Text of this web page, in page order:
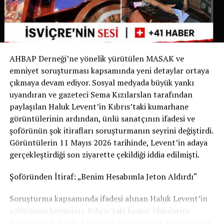
yalnızca dışkıyı temizlemekle yükümlüyken, Chiasso
Belediyesi bu zorunluluğu idrarı da kapsayacak şekilde
genişleten ilk belediye oldu.
Yetkililer, uygulamanın başarılı olması halinde benzer
düzenlemelerin diğer İsviçre belediyelerinde de
gündeme gelebileceğini belirtiyor.
Sizce bu uygulama tüm İsviçre’de uygulanmalı mı?
Görüşlerinizi yorumlarda paylaşabilirsiniz.
Kaynak: İsviçre Devlet Televizyonu RSI
AHBAP Derneği’ne yönelik yürütülen MASAK ve
emniyet soruşturması kapsamında yeni detaylar ortaya
çıkmaya devam ediyor. Sosyal medyada büyük yankı
uyandıran ve gazeteci Sema Kızılarslan tarafından
paylaşılan Haluk Levent’in Kıbrıs’taki kumarhane
görüntülerinin ardından, ünlü sanatçının ifadesi ve
şoförünün şok itirafları soruşturmanın seyrini değiştirdi.
Görüntülerin 11 Mayıs 2026 tarihinde, Levent’in adaya
gerçekleştirdiği son ziyarette çekildiği iddia edilmişti.
Şoföründen İtiraf: „Benim Hesabımla Jeton Aldırdı“
Soruşturma kapsamında ifadesi alınan Haluk Levent’in
şoförünün beyanları, Kıbrıs’taki kumar iddialarını